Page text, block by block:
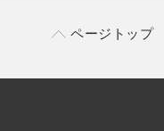
ページトップ